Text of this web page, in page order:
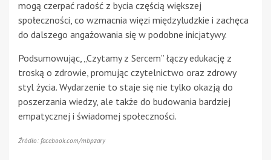
mogą czerpać radość z bycia częścią większej
społeczności, co wzmacnia więzi międzyludzkie i zachęca
do dalszego angażowania się w podobne inicjatywy.
Podsumowując, „Czytamy z Sercem” łączy edukację z
troską o zdrowie, promując czytelnictwo oraz zdrowy
styl życia. Wydarzenie to staje się nie tylko okazją do
poszerzania wiedzy, ale także do budowania bardziej
empatycznej i świadomej społeczności.
Źródło: facebook.com/mbpzary